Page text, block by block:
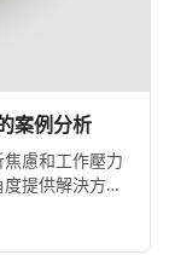
案例分析
慮和工作壓力
提供解決方